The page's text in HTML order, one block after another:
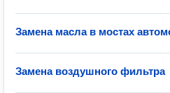
Замена масла в мостах
Замена воздушного фильтра